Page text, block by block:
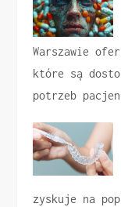
Warszawie
które są
potrzeb
zyskuje na